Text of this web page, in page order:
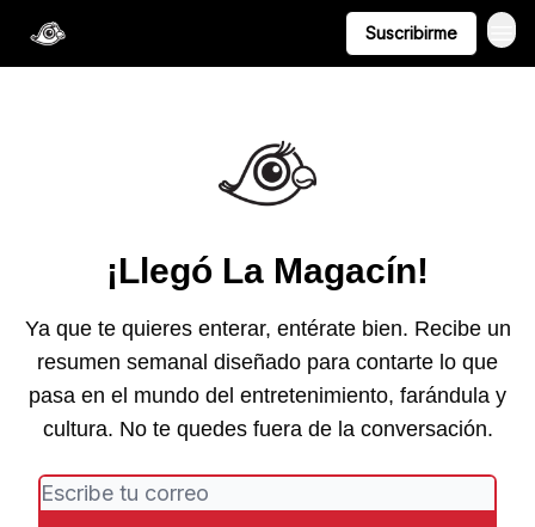
Suscribirme
¡Llegó La Magacín!
Ya que te quieres enterar, entérate bien. Recibe un
resumen semanal diseñado para contarte lo que
pasa en el mundo del entretenimiento, farándula y
cultura. No te quedes fuera de la conversación.